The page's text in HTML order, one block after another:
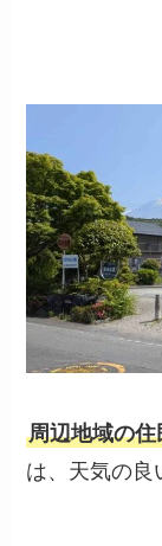
周辺地域の
は、天気の良